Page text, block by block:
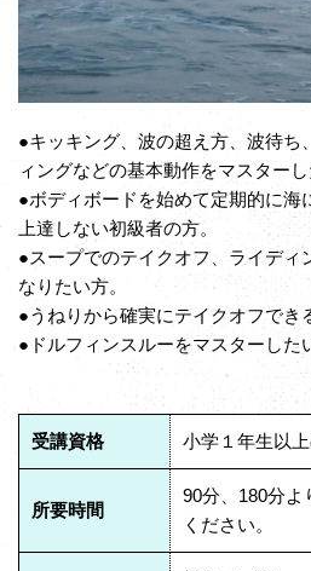
●キッキング、波の超え方、波待ち
ィングなどの基本動作をマスターし
●ボディボードを始めて定期的に海
上達しない初級者の方。
●スープでのテイクオフ、ライディ
なりたい方。
●うねりから確実にテイクオフでき
●ドルフィンスルーをマスターした
受講資格 小学１年生以上
所要時間
90分、180分よ
ください。